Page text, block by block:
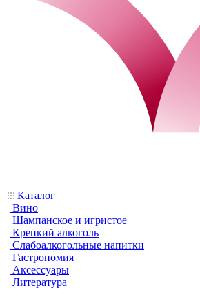
Каталог
Вино
Шампанское и игристое
Крепкий алкоголь
Слабоалкогольные напитки
Гастрономия
Аксессуары
Литература